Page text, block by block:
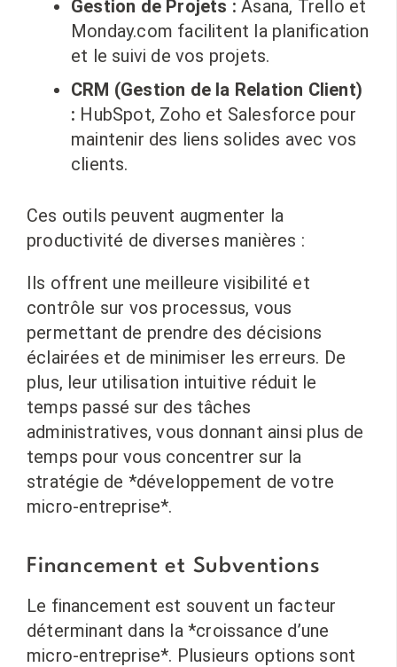
Gestion de Projets : Asana, Trello et
Monday.com facilitent la planification
et le suivi de vos projets.
CRM (Gestion de la Relation Client)
: HubSpot, Zoho et Salesforce pour
maintenir des liens solides avec vos
clients.
Ces outils peuvent augmenter la
productivité de diverses manières :
Ils offrent une meilleure visibilité et
contrôle sur vos processus, vous
permettant de prendre des décisions
éclairées et de minimiser les erreurs. De
plus, leur utilisation intuitive réduit le
temps passé sur des tâches
administratives, vous donnant ainsi plus de
temps pour vous concentrer sur la
stratégie de *développement de votre
micro-entreprise*.
Financement et Subventions
Le financement est souvent un facteur
déterminant dans la *croissance d’une
micro-entreprise*. Plusieurs options sont